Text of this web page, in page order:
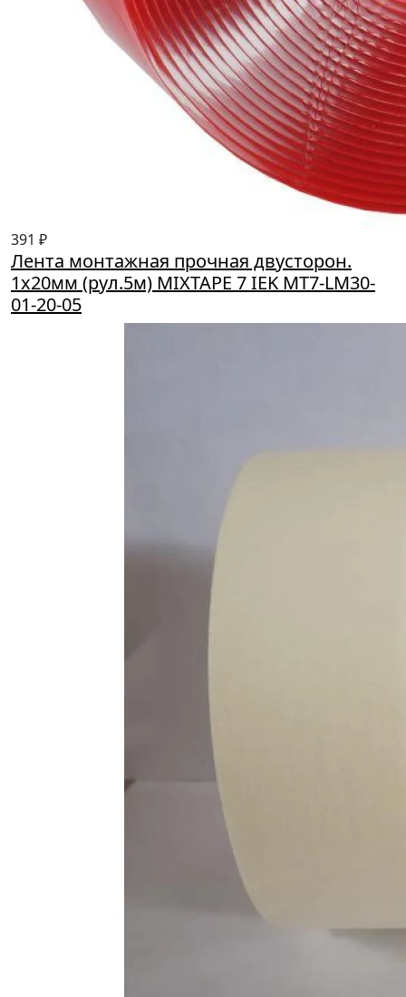
391 ₽
Лента монтажная прочная двусторон.
1х20мм (рул.5м) MIXTAPE 7 IEK MT7-LM30-
01-20-05